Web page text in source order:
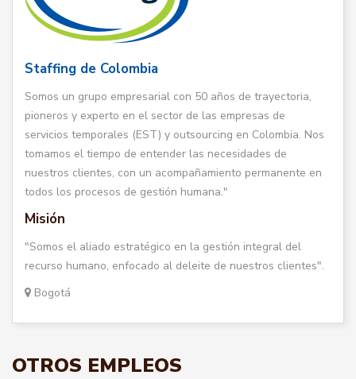
Staffing de Colombia
Somos un grupo empresarial con 50 años de trayectoria,
pioneros y experto en el sector de las empresas de
servicios temporales (EST) y outsourcing en Colombia. Nos
tomamos el tiempo de entender las necesidades de
nuestros clientes, con un acompañamiento permanente en
todos los procesos de gestión humana."
Misión
"Somos el aliado estratégico en la gestión integral del
recurso humano, enfocado al deleite de nuestros clientes".
Bogotá
OTROS EMPLEOS